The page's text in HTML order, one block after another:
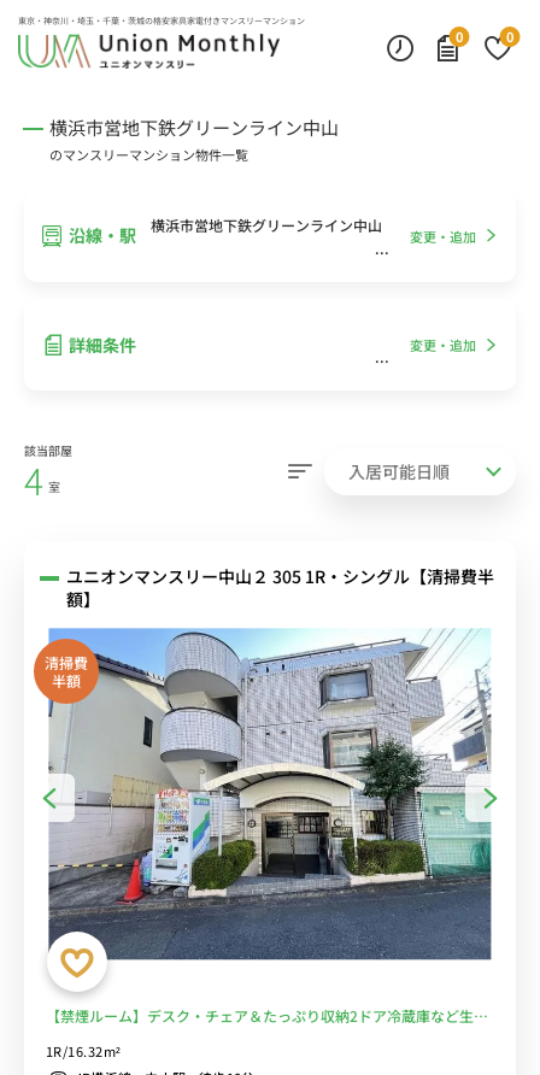
東京・神奈川・埼玉・千葉・茨城の格安家具家電付きマンスリーマンション
0
0
横浜市営地下鉄グリーンライン中山
のマンスリーマンション物件一覧
沿線・駅 横浜市営地下鉄グリーンライン中山
変更・追加
詳細条件 変更・追加
該当部屋
4 室
ユニオンマンスリー中山２ 305 1R・シングル【清掃費半
額】
清掃費
半額
【禁煙ルーム】デスク・チェア＆たっぷり収納2ドア冷蔵庫など生活
件から徒歩1分■選べるWi-Fi格安レンタル中！
1R/16.32m²